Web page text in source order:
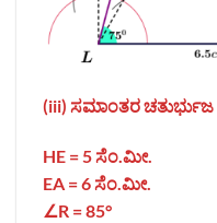
(iii) ಸಮಾಂತರಚತುರ್ಭುಜ
HE = 5ಸೆಂ.ಮೀ.
EA = 6 ಸೆಂ.ಮೀ.
∠R = 85°